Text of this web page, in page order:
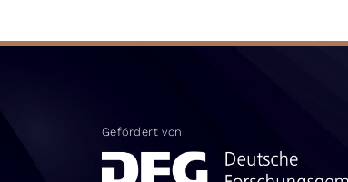
Gefördert von